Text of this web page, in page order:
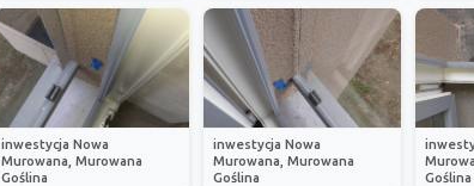
inwestycja Nowa
Murowana, Murowana
Goślina
inwestycja Nowa
Murowana, Murowana
Goślina
Goślina